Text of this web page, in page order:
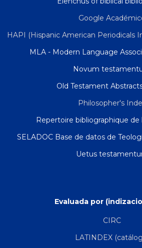
Google
HAPI (Hispanic American Periodicals
MLA - Modern Language
Novum
Old Testament
Philosopher's
Repertoire bibliographique de
SELADOC Base de datos de
Uetus
Evaluada por
CIRC
LATINDEX